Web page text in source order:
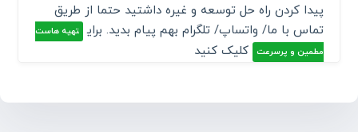
پیدا کردن راه حل توسعه و غیره داشتید حتما از طریق
تماس با ما/ واتساپ/ تلگرام بهم پیام بدید. برای
تهیه هاست
مطمین و پرسرعت
کلیک کنید